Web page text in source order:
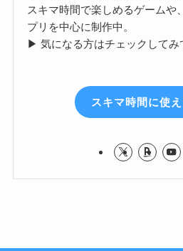
スキマ時間で楽しめるゲームや
プリを中心に制作中。
▶ 気になる方はチェックしてみ
スキマ時間に使